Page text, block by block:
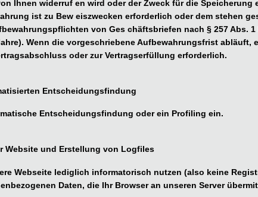
Ihnen widerruf en wird oder der Zweck für die
ist zu Bew eiszwecken erforderlich oder dem stehen
von Ges chäftsbriefen nach § 257 Abs.
Wenn die vorgeschriebene Aufbewahrungsfrist
oder zur Vertragserfüllung erforderlich.
Entscheidungsfindung
Entscheidungsfindung oder ein Profiling ein.
Website und Erstellung von Logfiles
Webseite lediglich informatorisch nutzen (also keine
Daten, die Ihr Browser an unseren Server